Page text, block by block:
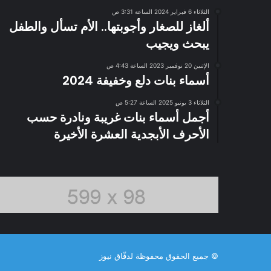
الثلاثاء 6 فبراير 2024 الساعة 3:31 ص
ألغاز للصغار وأجوبتها.. الأم تسأل والطفل
يبحث ويجيب
الإثنين 20 نوفمبر 2023 الساعة 4:43 ص
أسماء بنات دلع وخفيفة 2024
الثلاثاء 3 يونيو 2025 الساعة 5:27 ص
أجمل أسماء بنات غريبة ونادرة حسب
الأحرف الأبجدية العشرة الأخيرة
© جميع الحقوق محفوظة لدفّاق نيوز